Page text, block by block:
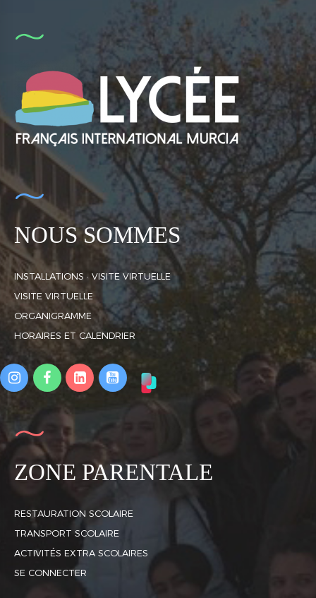
NOUS SOMMES
INSTALLATIONS · VISITE VIRTUELLE
VISITE VIRTUELLE
ORGANIGRAMME
HORAIRES ET CALENDRIER
ZONE PARENTALE
RESTAURATION SCOLAIRE
TRANSPORT SCOLAIRE
ACTIVITÉS EXTRA SCOLAIRES
SE CONNECTER